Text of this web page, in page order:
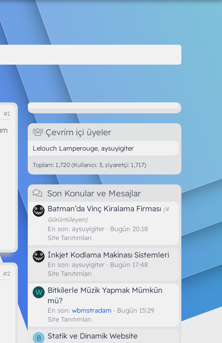
#1
#2
Çevrim içi üyeler
Lelouch Lamperouge aysuyigiter
Toplam: 1,720 (Kullanıcı: 3, ziyaretçi: 1,717)
Son Konular ve Mesajlar
Batman’da Vinç Kiralama Firması (4
Görüntüleyen)
En son: aysuyigiter
Bugün 20:18
Site Tanıtımları
İnkjet Kodlama Makinası Sistemleri
En son: aysuyigiter
Bugün 17:48
Site Tanıtımları
W
Bitkilerle Müzik Yapmak Mümkün
mü?
En son: wbmstradam
Bugün 15:29
Site Tanıtımları
B
Statik ve Dinamik Website